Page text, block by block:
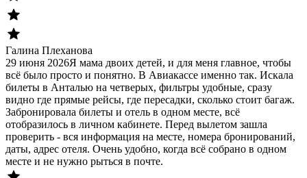
Галина Плеханова
29 июня 2026Я мама двоих детей, и для меня главное, чтобы
всё было просто и понятно. В Авиакассе именно так. Искала
билеты в Анталью на четверых, фильтры удобные, сразу
видно где прямые рейсы, где пересадки, сколько стоит багаж.
Забронировала билеты и отель в одном месте, всё
отобразилось в личном кабинете. Перед вылетом зашла
проверить - вся информация на месте, номера бронирований,
даты, адрес отеля. Очень удобно, когда всё собрано в одном
месте и не нужно рыться в почте.